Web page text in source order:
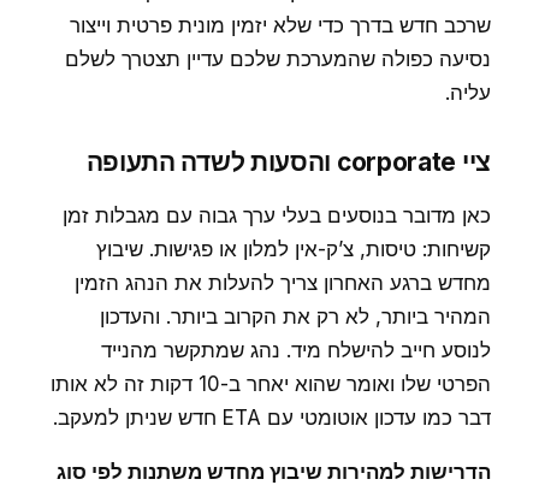
שרכב חדש בדרך כדי שלא יזמין מונית פרטית וייצור
נסיעה כפולה שהמערכת שלכם עדיין תצטרך לשלם
עליה.
ציי corporate והסעות לשדה התעופה
כאן מדובר בנוסעים בעלי ערך גבוה עם מגבלות זמן
קשיחות: טיסות, צ’ק-אין למלון או פגישות. שיבוץ
מחדש ברגע האחרון צריך להעלות את הנהג הזמין
המהיר ביותר, לא רק את הקרוב ביותר. והעדכון
לנוסע חייב להישלח מיד. נהג שמתקשר מהנייד
הפרטי שלו ואומר שהוא יאחר ב-10 דקות זה לא אותו
דבר כמו עדכון אוטומטי עם ETA חדש שניתן למעקב.
הדרישות למהירות שיבוץ מחדש משתנות לפי סוג